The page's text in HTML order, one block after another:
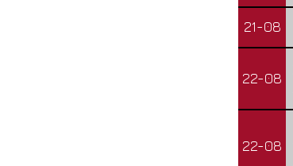
21-08
22-08
22-08